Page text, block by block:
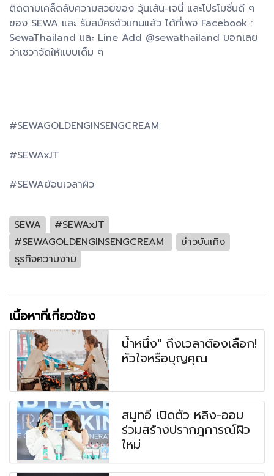
ติดตามเคล็ดลับความสวยของ วุ้นเส้น-เจนี่ และโปรโมชั่นดี ๆ
ของ SEWA และ รับสมัครตัวแทนแล้ว ได้ที่เพจ Facebook :
SewaThailand และ Line Add @sewathailand บอกเลย
ว่าเซวาจัดให้แบบเต็ม ๆ
#SEWAGOLDENGINSENGCREAM
#SEWAxJT
#SEWAย้อนเวลาผิว
SEWA
#SEWAxJT
#SEWAGOLDENGINSENGCREAM
ข่าวบันเทิง
ธุรกิจความงาม
เนื้อหาที่เกี่ยวข้อง
น้ำหนึ่ง" ถึงเวลาต้องเลือก!
หัวใจหรือบุญคุณ
สมูทอี เปิดตัว หลิง-ออม
ร่วมสร้างปรากฎการณ์ผิว
ใหม่